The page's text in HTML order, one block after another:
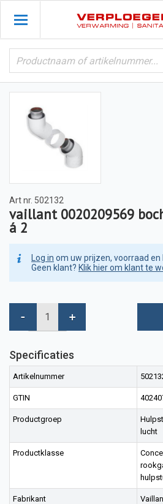
Art nr. 502132
vaillant 0020209569
á 2
Log in om uw prijzen, voorraad en
Geen klant? Klik hier om klant te
Specificaties
Artikelnummer
GTIN
Productgroep
lucht
Productklasse
Fabrikant